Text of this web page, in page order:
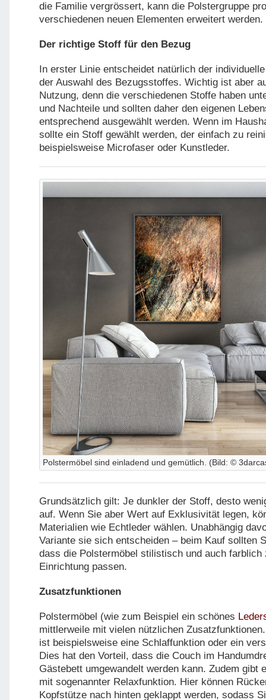
die Familie vergrössert, kann die Polstergruppe
verschiedenen neuen Elementen erweitert werden.
Der richtige Stoff für den Bezug
In erster Linie entscheidet natürlich der
der Auswahl des Bezugsstoffes. Wichtig ist aber
Nutzung, denn die verschiedenen Stoffe haben
und Nachteile und sollten daher den eigenen
entsprechend ausgewählt werden. Wenn im
sollte ein Stoff gewählt werden, der einfach zu
beispielsweise Microfaser oder Kunstleder.
Polstermöbel sind einladend und gemütlich. (Bild: ©
Grundsätzlich gilt: Je dunkler der Stoff, desto
auf. Wenn Sie aber Wert auf Exklusivität legen,
Materialien wie Echtleder wählen. Unabhängig
Variante sie sich entscheiden – beim Kauf sollten
dass die Polstermöbel stilistisch und auch farblich
Einrichtung passen.
Zusatzfunktionen
Polstermöbel (wie zum Beispiel ein schönes
mittlerweile mit vielen nützlichen
ist beispielsweise eine Schlaffunktion oder ein
Dies hat den Vorteil, dass die Couch im
Gästebett umgewandelt werden kann. Zudem gibt
mit sogenannter Relaxfunktion. Hier können
Kopfstütze nach hinten geklappt werden, sodass